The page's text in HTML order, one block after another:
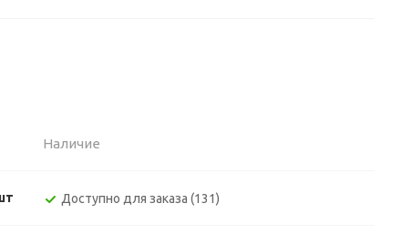
Наличие
Доступно для заказа (131)